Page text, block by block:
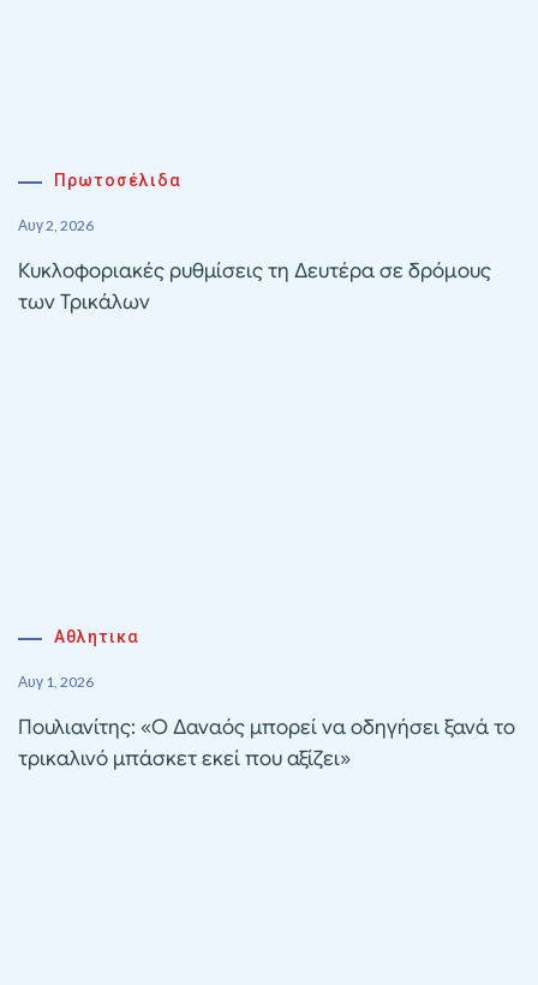
Πρωτοσέλιδα
Αυγ 2, 2026
Κυκλοφοριακές ρυθμίσεις τη Δευτέρα σε δρόμους
των Τρικάλων
Αθλητικα
Αυγ 1, 2026
Πουλιανίτης: «Ο Δαναός μπορεί να οδηγήσει ξανά το
τρικαλινό μπάσκετ εκεί που αξίζει»